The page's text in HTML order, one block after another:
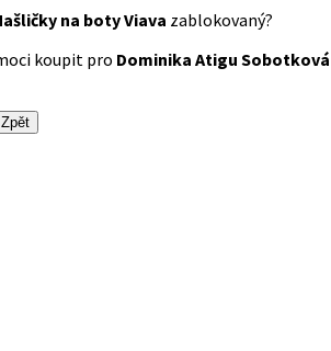
na boty Viava zablokovaný?
koupit pro Dominika Atigu Sobotková